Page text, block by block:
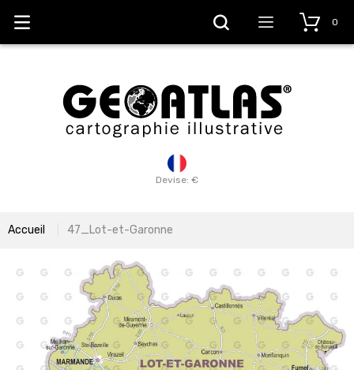
Devise: €
0
Accueil 47_Lot-et-Garonne